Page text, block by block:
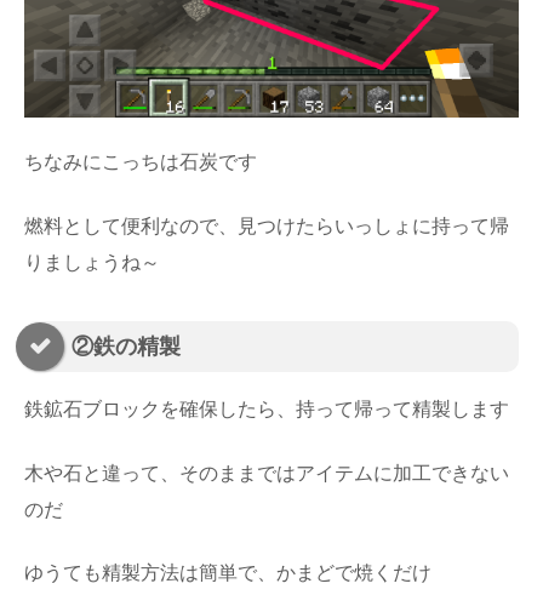
ちなみにこっちは石炭です
燃料として便利なので、見つけたらいっしょに持って帰
りましょうね～
②鉄の精製
鉄鉱石ブロックを確保したら、持って帰って精製します
木や石と違って、そのままではアイテムに加工できない
のだ
ゆうても精製方法は簡単で、かまどで焼くだけ